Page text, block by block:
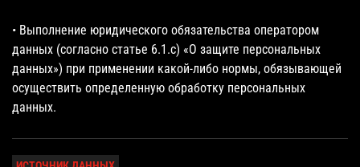
• Выполнение юридического обязательства оператором
данных (согласно статье 6.1.c) «О защите персональных
данных») при применении какой-либо нормы, обязывающей
осуществить определенную обработку персональных
данных.